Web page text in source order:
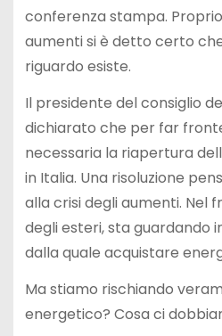
conferenza stampa.
aumenti si è detto certo
riguardo esiste.
Il presidente del consiglio
dichiarato che per far
necessaria la riapertura
in Italia. Una risoluzione
alla crisi degli aumenti. Nel
degli esteri, sta guardando
dalla quale acquistare
Ma stiamo rischiando
energetico? Cosa ci